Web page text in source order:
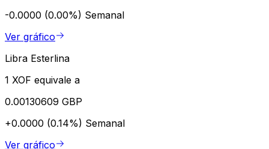
-0.0000 (0.00%) Semanal
Ver gráfico
Libra Esterlina
1 XOF equivale a
0.00130609 GBP
+0.0000 (0.14%) Semanal
Ver gráfico